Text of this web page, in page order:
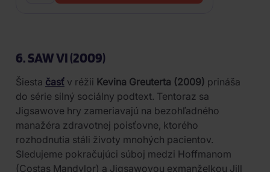
6. SAW VI (2009)
Šiesta časť v réžii Kevina Greuterta (2009) prináša
do série silný sociálny podtext. Tentoraz sa
Jigsawove hry zameriavajú na bezohľadného
manažéra zdravotnej poisťovne, ktorého
rozhodnutia stáli životy mnohých pacientov.
Sledujeme pokračujúci súboj medzi Hoffmanom
(Costas Mandylor) a Jigsawovou exmanželkou Jill